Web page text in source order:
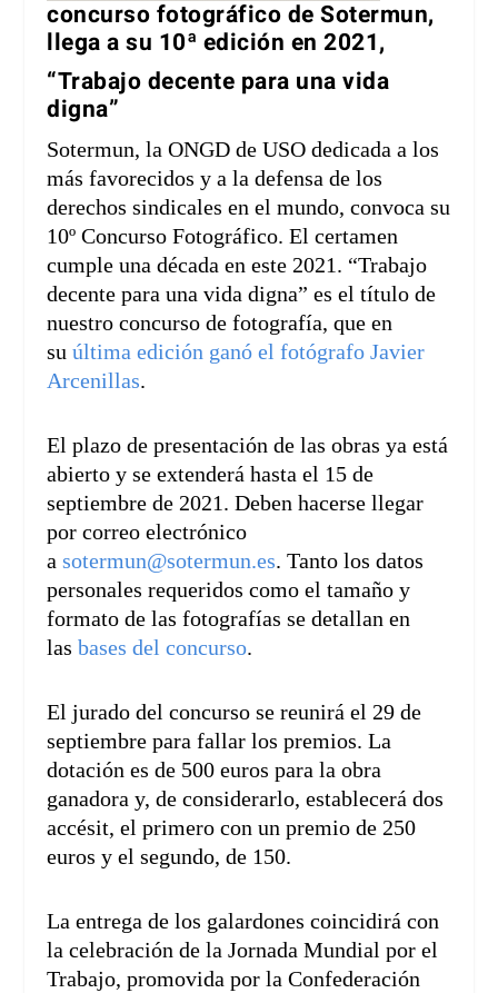
concurso fotográfico de Sotermun,
llega a su 10ª edición en 2021,
“Trabajo decente para una vida
digna”
Sotermun, la ONGD de USO dedicada a los
más favorecidos y a la defensa de los
derechos sindicales en el mundo, convoca su
10º Concurso Fotográfico. El certamen
cumple una década en este 2021. “Trabajo
decente para una vida digna” es el título de
nuestro concurso de fotografía, que en
suúltima edición ganó el fotógrafo Javier
Arcenillas.
El plazo de presentación de las obras ya está
abierto y se extenderá hasta el 15 de
septiembre de 2021. Deben hacerse llegar
por correo electrónico
asotermun@sotermun.es. Tanto los datos
personales requeridos como el tamaño y
formato de las fotografías se detallan en
lasbases del concurso.
El jurado del concurso se reunirá el 29 de
septiembre para fallar los premios. La
dotación es de 500 euros para la obra
ganadora y, de considerarlo, establecerá dos
accésit, el primero con un premio de 250
euros y el segundo, de 150.
La entrega de los galardones coincidirá con
la celebración de la Jornada Mundial por el
Trabajo, promovida por la Confederación